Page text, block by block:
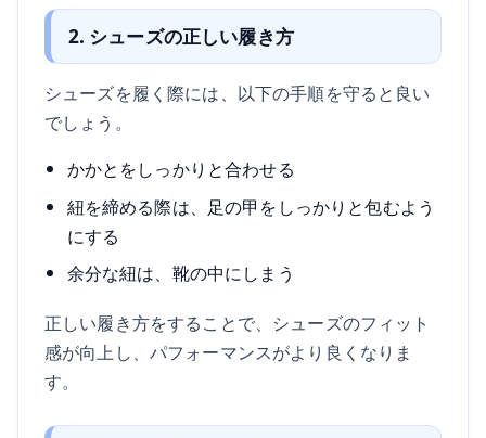
2. シューズの正しい履き方
シューズを履く際には、以下の手順を守ると良い
でしょう。
かかとをしっかりと合わせる
紐を締める際は、足の甲をしっかりと包むよう
にする
余分な紐は、靴の中にしまう
正しい履き方をすることで、シューズのフィット
感が向上し、パフォーマンスがより良くなりま
す。